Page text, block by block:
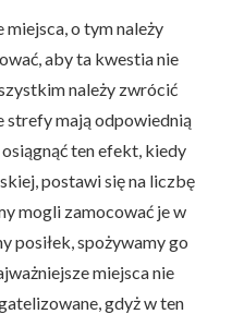
miejsca, o tym należy
aby ta kwestia nie
należy zwrócić
strefy mają odpowiednią
ten efekt, kiedy
postawi się na liczbę
mogli zamocować je w
posiłek, spożywamy go
miejsca nie
gdyż w ten